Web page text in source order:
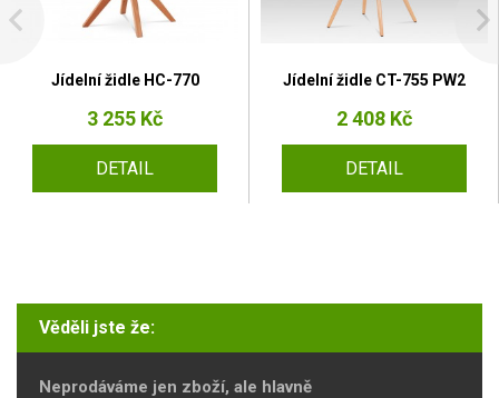
Jídelní židle HC-770
3 255 Kč
DETAIL
Jídelní židle CT-755 PW2
2 408 Kč
DETAIL
Věděli jste že:
Neprodáváme jen zboží, ale hlavně